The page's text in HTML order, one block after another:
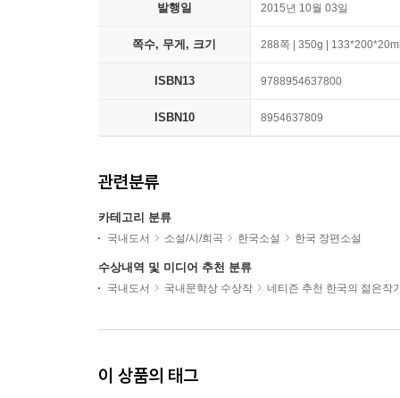
발행일 2015년 10월 03일
쪽수, 무게, 크기 288쪽 | 350g |
ISBN13 9788954637800
ISBN10 8954637809
관련분류
카테고리 분류
국내도서 소설/시/희곡 한국소설 한국 장편소설
수상내역 및 미디어 추천 분류
국내도서 국내문학상 수상작 네티즌 추천 한국의 젊은작
이 상품의 태그